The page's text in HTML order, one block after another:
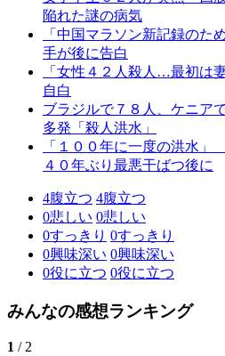
陥れた謎の病気
「中国マラソン新記録の
手が後に告白
「女性４２人殺人…最初は
自白
ブラジルで７８人、ケニア
多発「殺人洪水」
「１００年に一度の洪水
４０年ぶり最悪干ばつ後に
4腹立つ 4腹立つ
0悲しい 0悲しい
0すっきり 0すっきり
0興味深い 0興味深い
0役に立つ 0役に立つ
みんなの感想ランキング
1 / 2